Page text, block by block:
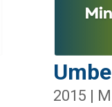
2015 |